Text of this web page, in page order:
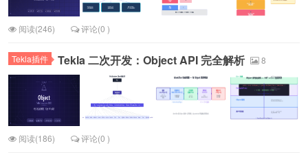
阅读(246) 评论(0 )
Tekla插件 Tekla 二次开发：Object API 完全解析 8
阅读(186) 评论(0 )